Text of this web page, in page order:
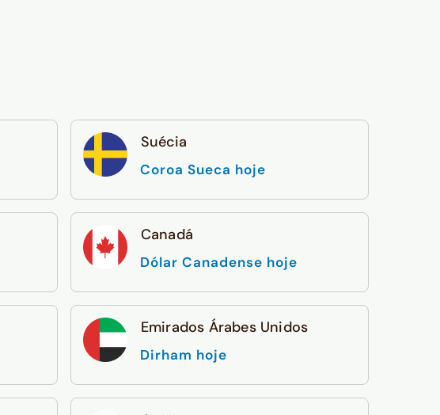
Suécia
Coroa Sueca hoje
Canadá
Dólar Canadense hoje
Emirados Árabes Unidos
Dirham hoje